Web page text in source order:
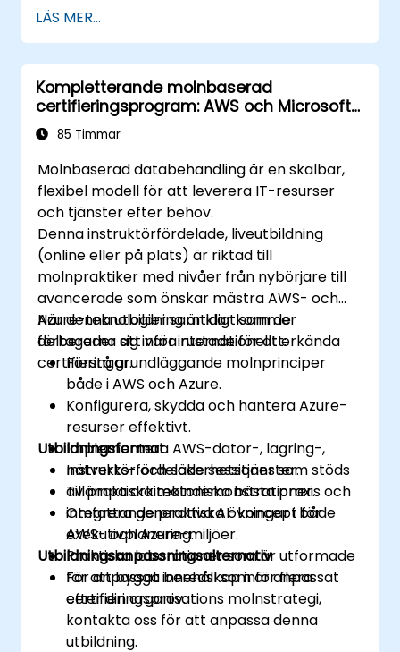
hyperparameter-tuning.
Distribuera maskininlärningsmodeller i
praktiska tillämpningar med hjälp av
Google Colab.
Samarbeta och hantera storskaliga
maskininlärningsprojekt i Google Colab.
LÄS MER...
Kompletterande molnbaserad
certifieringsprogram: AWS och Microsoft
Azure85 Timmar
Molnbaserad databehandling är en skalbar,
flexibel modell för att leverera IT-resurser
och tjänster efter behov.
Denna instruktörfördelade, liveutbildning
(online eller på plats) är riktad till
molnpraktiker med nivåer från nybörjare till
avancerade som önskar mästra AWS- och
Azure-teknologier samtidigt som de
förbereder sig inför internationellt erkända
certifieringar.
När denna utbildning är klar kommer
deltagarna att vara rustade för att:
Förstå grundläggande molnprinciper
både i AWS och Azure.
Konfigurera, skydda och hantera Azure-
resurser effektivt.
Implementera AWS-dator-, lagring-,
nätverks- och säkerhetstjänster.
Tillämpa arkitektoniska bästa praxis och
integrera generativa AI-koncept för
exekutivplanering.
Utbildningsformat
Instruktörfördelade sessioner som stöds
av praktiska molndemonstrationer.
Omfattande praktiska övningar i både
AWS- och Azure-miljöer.
Praktiska laborationer som är utformade
för att bygga beredskap inför flera
certifieringsprov.
Utbildningsanpassningsalternativ
För anpassat innehåll som är anpassat
efter din organisations molnstrategi,
kontakta oss för att anpassa denna
utbildning.